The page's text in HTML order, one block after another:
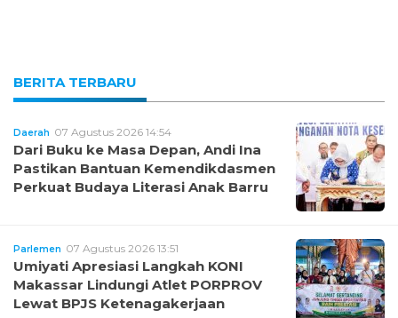
BERITA TERBARU
Daerah 07 Agustus 2026 14:54
Dari Buku ke Masa Depan, Andi Ina
Pastikan Bantuan Kemendikdasmen
Perkuat Budaya Literasi Anak Barru
Parlemen 07 Agustus 2026 13:51
Umiyati Apresiasi Langkah KONI
Makassar Lindungi Atlet PORPROV
Lewat BPJS Ketenagakerjaan